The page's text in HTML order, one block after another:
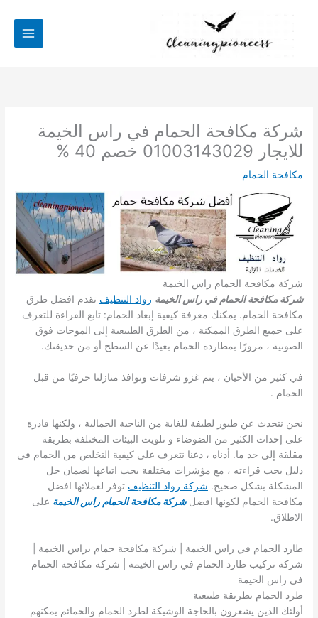
شركة مكافحة الحمام في راس الخيمة
للايجار 01003143029 خصم 40 %
مكافحة الحمام
شركة مكافحة الحمام راس الخيمة
شركة مكافحة الحمام في راس الخيمة رواد التنظيف تقدم افضل طرق
مكافحة الحمام. يمكنك معرفة كيفية إبعاد الحمام: تابع القراءة للتعرف
على جميع الطرق الممكنة ، من الطرق الطبيعية إلى الموجات فوق
الصوتية ، مرورًا بمطاردة الحمام بعيدًا عن السطح أو من حديقتك.
في كثير من الأحيان ، يتم غزو شرفات ونوافذ منازلنا حرفيًا من قبل
الحمام .
نحن نتحدث عن طيور لطيفة للغاية من الناحية الجمالية ، ولكنها قادرة
على إحداث الكثير من الضوضاء و تلويث البيئات المختلفة بطريقة
مقلقة إلى حد ما. أدناه ، دعنا نتعرف على كيفية التخلص من الحمام في
دليل يجب قراءته ، مع مؤشرات مختلفة يجب اتباعها لضمان حل
المشكلة بشكل صحيح. شركة رواد التنظيف توفر لعملائها افضل
مكافحة الحمام لكونها افضلشركة مكافحة الحمام راس الخيمة على
الاطلاق.
طارد الحمام في راس الخيمة | شركة مكافحة حمام براس الخيمة |
شركة تركيب طارد الحمام في راس الخيمة | شركة مكافحة الحمام
في راس الخيمة
طرد الحمام بطريقة طبيعية
أولئك الذين يشعرون بالحاجة الوشيكة لطرد الحمام والحمائم يمكنهم